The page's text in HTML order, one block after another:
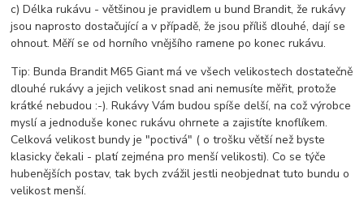
c) Délka rukávu - většinou je pravidlem u bund Brandit, že rukávy
jsou naprosto dostačující a v případě, že jsou příliš dlouhé, dají se
ohnout. Měří se od horního vnějšího ramene po konec rukávu.
Tip: Bunda Brandit M65 Giant má ve všech velikostech dostatečně
dlouhé rukávy a jejich velikost snad ani nemusíte měřit, protože
krátké nebudou :-). Rukávy Vám budou spíše delší, na což výrobce
myslí a jednoduše konec rukávu ohrnete a zajistíte knoflíkem.
Celková velikost bundy je "poctivá" ( o trošku větší než byste
klasicky čekali - platí zejména pro menší velikosti). Co se týče
hubenějších postav, tak bych zvážil jestli neobjednat tuto bundu o
velikost menší.